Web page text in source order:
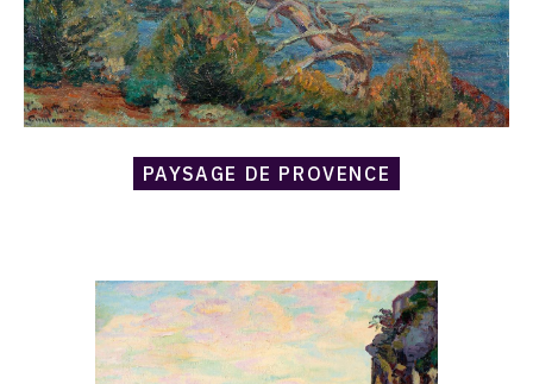
PAYSAGE DE PROVENCE
Catalogue
raisonné,
Guillaumin,